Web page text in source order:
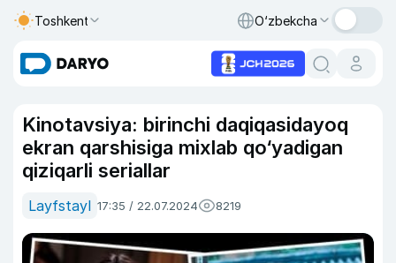
Toshkent O‘zbekcha
Kinotavsiya: birinchi daqiqasidayoq
ekran qarshisiga mixlab qo‘yadigan
qiziqarli seriallar
Layfstayl 17:35 / 22.07.2024 8219